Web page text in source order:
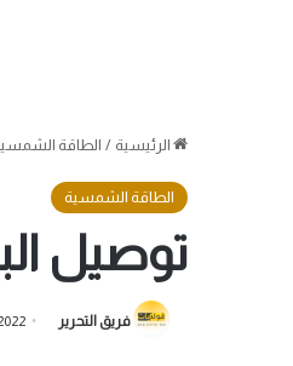
الرئيسية / الطاقة
الطاقة الشمسية
توصيل
فريق التحرير